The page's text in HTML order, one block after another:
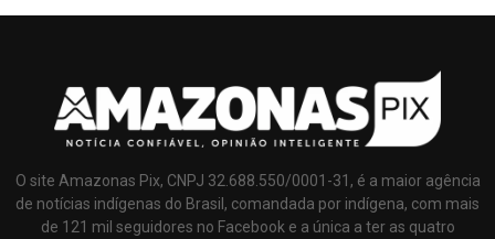
O site Amazonas Pix, CNPJ 32.688.550/0001-31, é a maior agência
de notícias indígenas do Brasil, comandada por indígena, com mais
de 121 mil seguidores no Facebook e a única a ter as quatro